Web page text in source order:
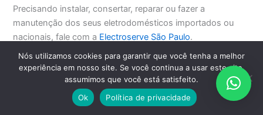
Precisando instalar, consertar, reparar ou fazer a
manutenção dos seus eletrodomésticos importados ou
nacionais, fale com a Electroserve São Paulo.
PREVIOUS NEXT
Nós utilizamos cookies para garantir que você tenha a melhor
experiência em nosso site. Se você continua a usar este site,
assumimos que você está satisfeito.
Ok
Política de privacidade